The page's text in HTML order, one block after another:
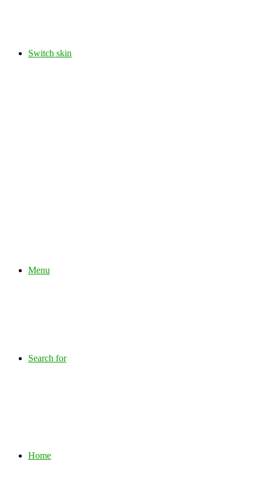
Switch skin
Menu
Search for
Home